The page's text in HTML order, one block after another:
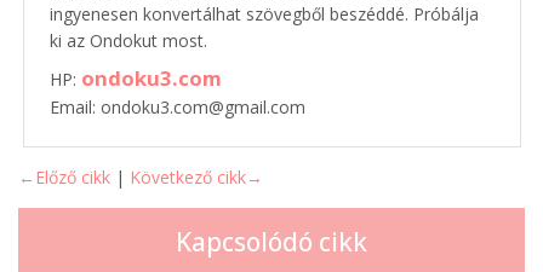
ingyenesen konvertálhat szövegből beszéddé. Próbálja
ki az Ondokut most.
HP: ondoku3.com
Email: ondoku3.com@gmail.com
←Előző cikk | Következő cikk→
Kapcsolódó cikk